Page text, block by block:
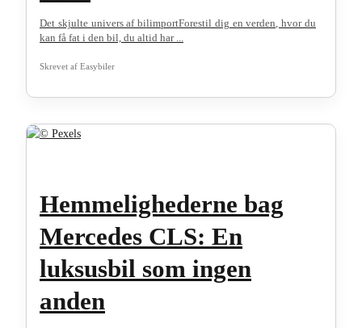
Det skjulte univers af bilimportForestil dig en verden, hvor du
kan få fat i den bil, du altid har ...
Skrevet af Easybiler
Hemmelighederne bag
Mercedes CLS: En
luksusbil som ingen
anden